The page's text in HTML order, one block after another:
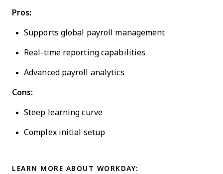
Pros:
Supports global payroll management
Real-time reporting capabilities
Advanced payroll analytics
Cons:
Steep learning curve
Complex initial setup
LEARN MORE ABOUT WORKDAY: